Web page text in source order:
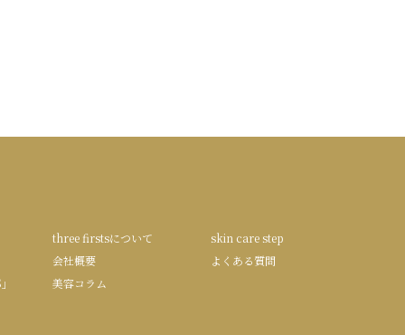
three firstsについて
skin care step
会社概要
よくある質問
美容コラム